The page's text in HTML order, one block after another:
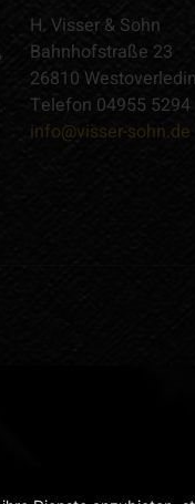
H. Visser & Sohn
Bahnhofstraße 23
26810
Telefon 04955 5294
info@visser-sohn.de